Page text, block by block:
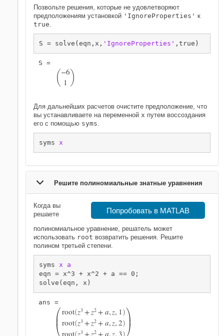
Позвольте решения, которые не удовлетворяют
предположениям установкой 'IgnoreProperties' к
true.
S = solve(eqn,x, 'IgnoreProperties' ,true)
(−6
1 )
Для дальнейших расчетов очистите предположение, что
вы устанавливаете на переменной x путем воссоздания
его с помощью syms.
syms x
Решите полиномиальные знатные уравнения
Попробовать в MATLAB
Когда вы
решаете
полиномиальное уравнение, решатель может
использовать root возвратить решения. Решите
полином третьей степени.
syms x
a
eqn = x^3 + x^2 + a == 0;
solve(eqn, x)



root(z3 +z2 +a,z, 1)
root(z3 +z2 +a,z,2)
( 3 2 )

